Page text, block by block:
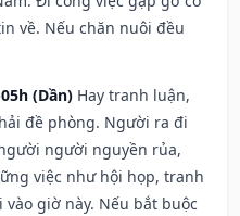
về. Nếu chăn nuôi đều
(Dần) Hay tranh luận,
đề phòng. Người ra đi
người nguyền rủa,
việc như hội họp, tranh
giờ này. Nếu bắt buộc